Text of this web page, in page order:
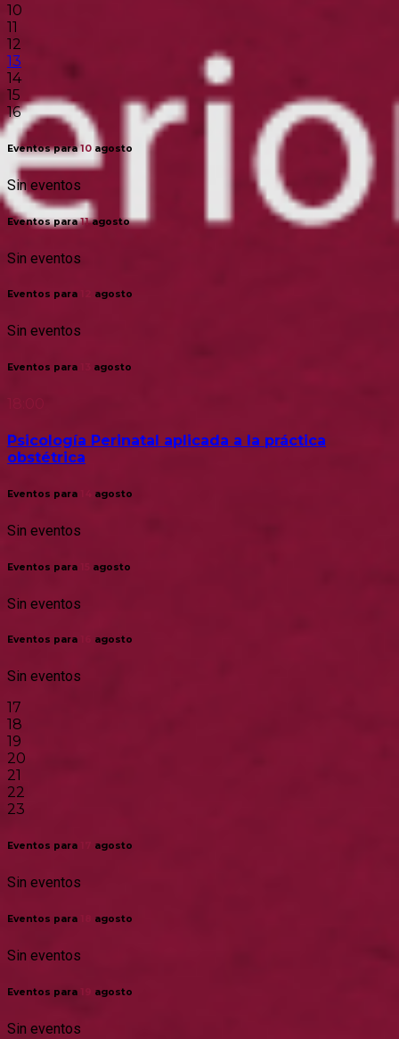
10
11
12
13
14
15
16
Eventos para10 agosto
Sin eventos
Eventos para11agosto
Sin eventos
Eventos para agosto
Sin eventos
Eventos para agosto
Psicología Perinatal aplicada a la práctica
obstétrica
Eventos para agosto
Sin eventos
Eventos para agosto
Sin eventos
Eventos para agosto
Sin eventos
17
18
19
20
21
22
23
Eventos para agosto
Sin eventos
Eventos para agosto
Sin eventos
Eventos para 19 agosto
Sin eventos